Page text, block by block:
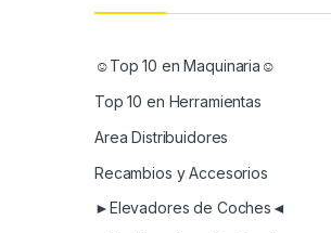
☺Top 10 en Maquinaria☺
Top 10 en Herramientas
Area Distribuidores
Recambios y Accesorios
►Elevadores de Coches◄